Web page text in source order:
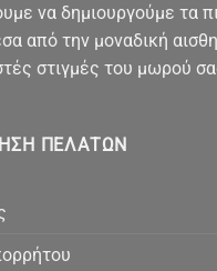
να δημιουργούμε τα
από την μοναδική
στιγμές του μωρού
ΠΕΛΑΤΏΝ